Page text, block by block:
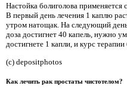
Настойка болиголова
В первый день лечения 1 каплю
утром натощак. На следующий
доза достигнет 40 капель, нужно
достигнете 1 капли, и курс
(c) depositphotos
Как лечить рак простаты чистотелом?